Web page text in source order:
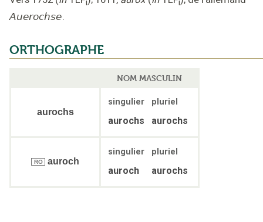
i i
Auerochse.
ORTHOGRAPHE
NOM MASCULIN
aurochs
singulier pluriel
aurochs aurochs
RO auroch
singulier pluriel
auroch aurochs